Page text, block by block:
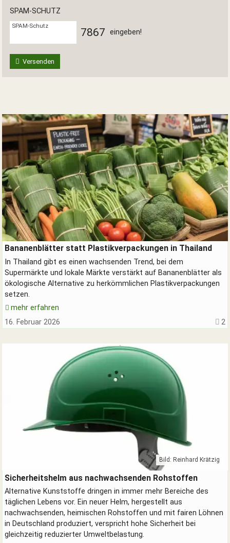
SPAM-SCHUTZ
SPAM-Schutz
7867 eingeben!
Versenden
Verpackungen aus Bananenblättern - erdölfrei.
Bananenblätter statt Plastikverpackungen in Thailand
In Thailand gibt es einen wachsenden Trend, bei dem
Supermärkte und lokale Märkte verstärkt auf Bananenblätter als
ökologische Alternative zu herkömmlichen Plastikverpackungen
setzen.
mehr erfahren
16. Februar 2026
2
Grüner Sicherheitshelm ohne Erdöl
Bild: Reinhard Krätzig
Sicherheitshelm aus nachwachsenden Rohstoffen
Alternative Kunststoffe dringen in immer mehr Bereiche des
täglichen Lebens vor. Ein neuer Helm, hergestellt aus
nachwachsenden, heimischen Rohstoffen und mit fairen Löhnen
in Deutschland produziert, verspricht hohe Sicherheit bei
gleichzeitig reduzierter Umweltbelastung.
Durchsuchen
alles
Suchbegriff
Suchen Abbrechen